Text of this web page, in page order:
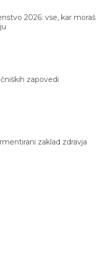
2026: vse, kar moraš
zapovedi
zaklad zdravja